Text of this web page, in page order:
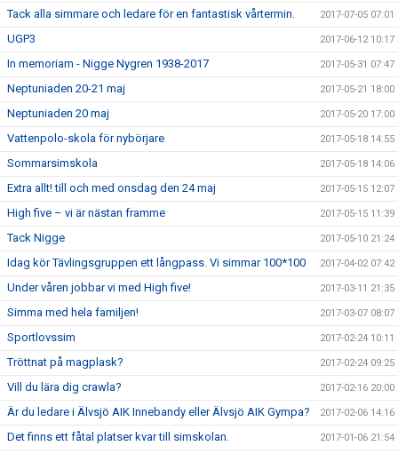
Tack alla simmare och ledare för en fantastisk vårtermin. 2017-07-05 07:01
UGP3 2017-06-12 10:17
In memoriam - Nigge Nygren 1938-2017 2017-05-31 07:47
Neptuniaden 20-21 maj 2017-05-21 18:00
Neptuniaden 20 maj 2017-05-20 17:00
Vattenpolo-skola för nybörjare 2017-05-18 14:55
Sommarsimskola 2017-05-18 14:06
Extra allt! till och med onsdag den 24 maj 2017-05-15 12:07
High five – vi är nästan framme 2017-05-15 11:39
Tack Nigge 2017-05-10 21:24
Idag kör Tävlingsgruppen ett långpass. Vi simmar 100*100 2017-04-02 07:42
Under våren jobbar vi med High five! 2017-03-11 21:35
Simma med hela familjen! 2017-03-07 08:07
Sportlovssim 2017-02-24 10:11
Tröttnat på magplask? 2017-02-24 09:25
Vill du lära dig crawla? 2017-02-16 20:00
Är du ledare i Älvsjö AIK Innebandy eller Älvsjö AIK Gympa? 2017-02-06 14:16
Det finns ett fåtal platser kvar till simskolan. 2017-01-06 21:54